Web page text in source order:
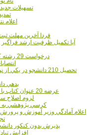
تسهيلات
اعلام
فردا آخرین مهلت
آیا تکمیل ظرفیت ارشد فراگیر
درخواست 29 رشته کارشناسي ارشد بررسي مي شود
تحصيل 210 دانشجو در
بدهي
عرضه 20 عنوان کتاب با موضوع سبک زندگي به دانشگاه‌ها
لزوم اصلاح
18 کرسي پژوهشي
اعلام آمادگي وزير آموزش و
پذيرش بدون کنکور
افزايش